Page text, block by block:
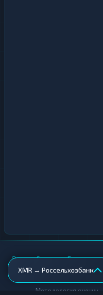
XMR → Россельхозбанк
Вики • Города •
Методология оценки